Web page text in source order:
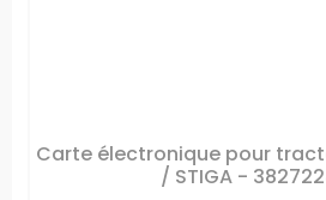
Carte électronique pour
/ STIGA -